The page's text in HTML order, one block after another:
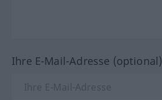
Ihre E-Mail-Adresse (optional)